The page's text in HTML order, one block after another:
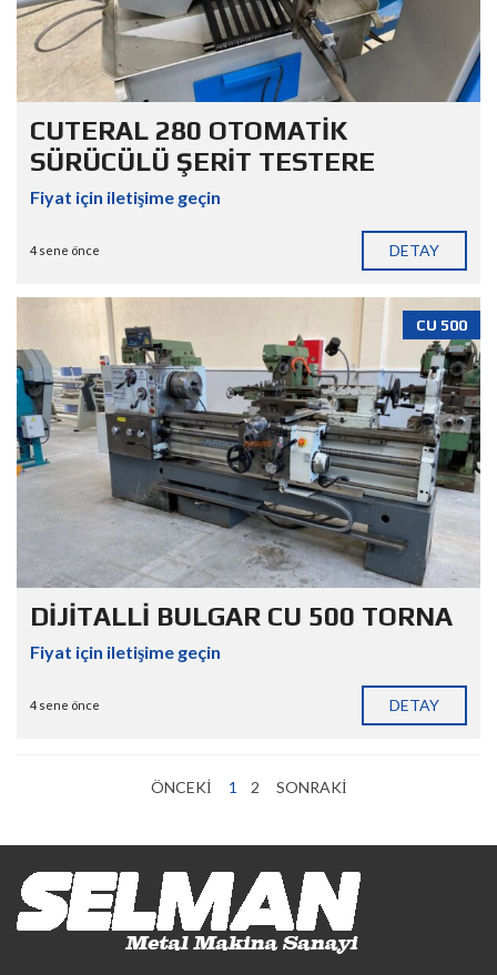
CUTERAL 280 OTOMATİK
SÜRÜCÜLÜ ŞERİT TESTERE
Fiyat için iletişime geçin
4 sene önce DETAY
CU 500
DİJİTALLİ BULGAR CU 500 TORNA
Fiyat için iletişime geçin
4 sene önce DETAY
ÖNCEKI 1 2 SONRAKI